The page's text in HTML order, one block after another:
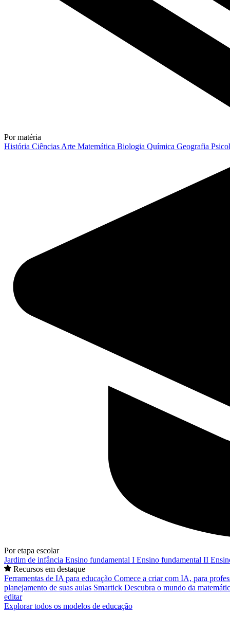
Por matéria
História Ciências Arte Matemática Biologia Química Geografia
Por etapa escolar
Jardim de infância Ensino fundamental I Ensino fundamental II
Recursos em destaque
Ferramentas de IA para educação Comece a criar com IA, para
planejamento de suas aulas Smartick Descubra o mundo da
editar
Explorar todos os modelos de educação